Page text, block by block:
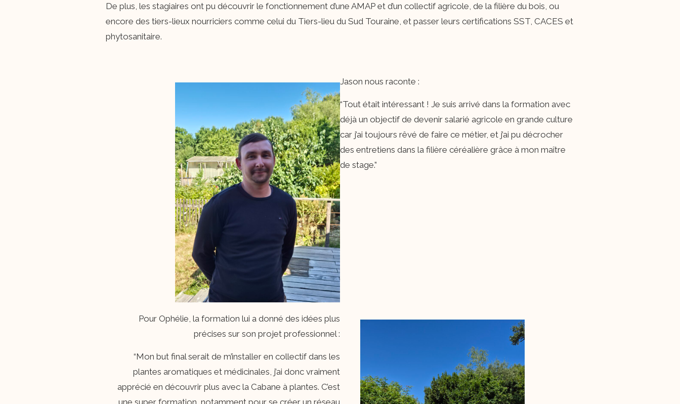
De plus, les stagiaires ont pu découvrir le fonctionnement d’une AMAP et d’un collectif agricole, de la filière du bois, ou
encore des tiers-lieux nourriciers comme celui du Tiers-lieu du Sud Touraine, et passer leurs certifications SST, CACES et
phytosanitaire.
Jason nous raconte :
“Tout était intéressant ! Je suis arrivé dans la formation avec
déjà un objectif de devenir salarié agricole en grande culture
car j’ai toujours rêvé de faire ce métier, et j’ai pu décrocher
des entretiens dans la filière céréalière grâce à mon maître
de stage.”
Pour Ophélie, la formation lui a donné des idées plus
précises sur son projet professionnel :
“Mon but final serait de m’installer en collectif dans les
plantes aromatiques et médicinales, j’ai donc vraiment
apprécié en découvrir plus avec la Cabane à plantes. C’est
une super formation, notamment pour se créer un réseau